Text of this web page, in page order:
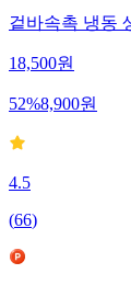
겉바속촉 냉동
18,500원
52%8,900원
4.5
(66)